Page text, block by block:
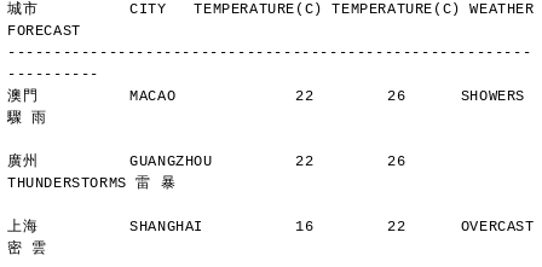
城市          CITY   TEMPERATURE(C) TEMPERATURE(C) WEATHER
FORECAST
---------------------------------------------------------
----------
澳門          MACAO             22        26      SHOWERS
驟 雨
廣州          GUANGZHOU         22        26
THUNDERSTORMS 雷 暴
上海          SHANGHAI          16        22      OVERCAST
密 雲